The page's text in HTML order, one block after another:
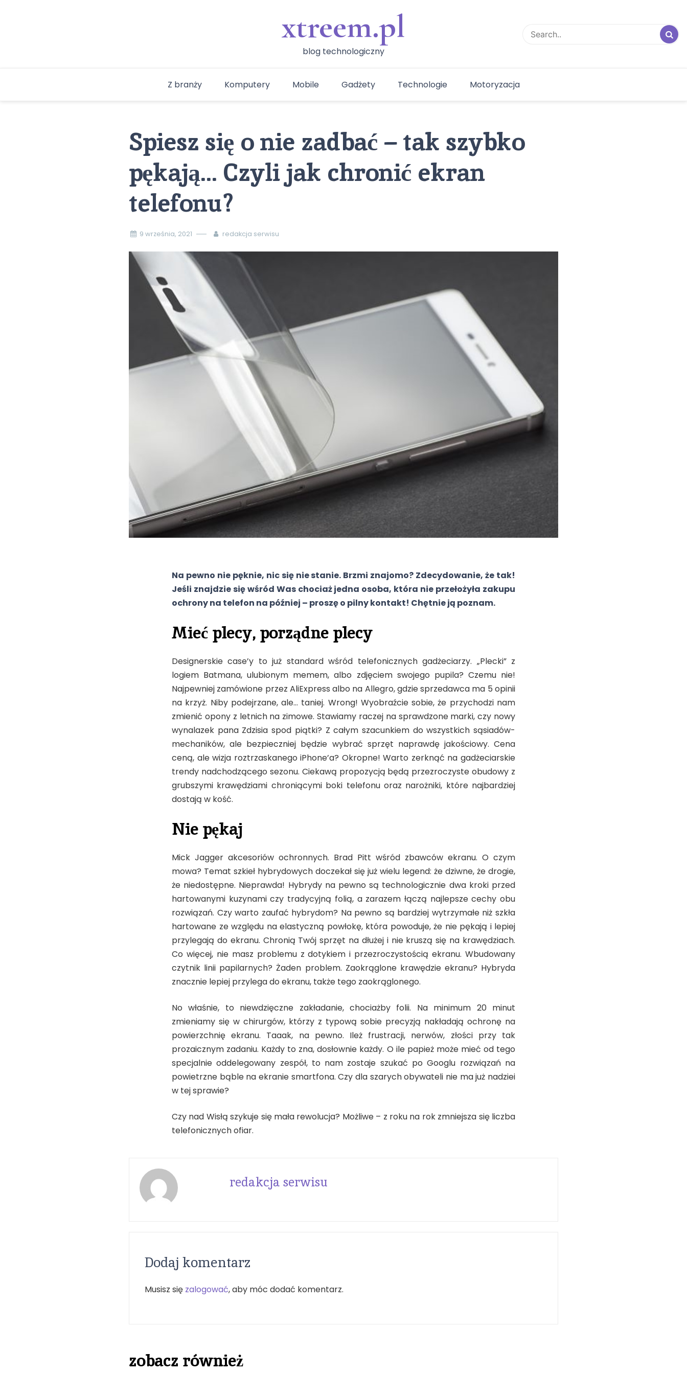
xtreem.pl
blog technologiczny
Z branży Komputery Mobile Gadżety Technologie Motoryzacja
Spiesz się o nie zadbać – tak szybko
pękają… Czyli jak chronić ekran
telefonu?
9 września, 2021 redakcja serwisu
Na pewno nie pęknie, nic się nie stanie. Brzmi znajomo? Zdecydowanie, że tak!
Jeśli znajdzie się wśród Was chociaż jedna osoba, która nie przełożyła zakupu
ochrony na telefon na później – proszę o pilny kontakt! Chętnie ją poznam.
Mieć plecy, porządne plecy
Designerskie case’y to już standard wśród telefonicznych gadżeciarzy. „Plecki” z
logiem Batmana, ulubionym memem, albo zdjęciem swojego pupila? Czemu nie!
Najpewniej zamówione przez AliExpress albo na Allegro, gdzie sprzedawca ma 5 opinii
na krzyż. Niby podejrzane, ale… taniej. Wrong! Wyobraźcie sobie, że przychodzi nam
zmienić opony z letnich na zimowe. Stawiamy raczej na sprawdzone marki, czy nowy
wynalazek pana Zdzisia spod piątki? Z całym szacunkiem do wszystkich sąsiadów-
mechaników, ale bezpieczniej będzie wybrać sprzęt naprawdę jakościowy. Cena
ceną, ale wizja roztrzaskanego iPhone’a? Okropne! Warto zerknąć na gadżeciarskie
trendy nadchodzącego sezonu. Ciekawą propozycją będą przezroczyste obudowy z
grubszymi krawędziami chroniącymi boki telefonu oraz narożniki, które najbardziej
dostają w kość.
Nie pękaj
Mick Jagger akcesoriów ochronnych. Brad Pitt wśród zbawców ekranu. O czym
mowa? Temat szkieł hybrydowych doczekał się już wielu legend: że dziwne, że drogie,
że niedostępne. Nieprawda! Hybrydy na pewno są technologicznie dwa kroki przed
hartowanymi kuzynami czy tradycyjną folią, a zarazem łączą najlepsze cechy obu
rozwiązań. Czy warto zaufać hybrydom? Na pewno są bardziej wytrzymałe niż szkła
hartowane ze względu na elastyczną powłokę, która powoduje, że nie pękają i lepiej
przylegają do ekranu. Chronią Twój sprzęt na dłużej i nie kruszą się na krawędziach.
Co więcej, nie masz problemu z dotykiem i przezroczystością ekranu. Wbudowany
czytnik linii papilarnych? Żaden problem. Zaokrąglone krawędzie ekranu? Hybryda
znacznie lepiej przylega do ekranu, także tego zaokrąglonego.
No właśnie, to niewdzięczne zakładanie, chociażby folii. Na minimum 20 minut
zmieniamy się w chirurgów, którzy z typową sobie precyzją nakładają ochronę na
powierzchnię ekranu. Taaak, na pewno. Ileż frustracji, nerwów, złości przy tak
prozaicznym zadaniu. Każdy to zna, dosłownie każdy. O ile papież może mieć od tego
specjalnie oddelegowany zespół, to nam zostaje szukać po Googlu rozwiązań na
powietrzne bąble na ekranie smartfona. Czy dla szarych obywateli nie ma już nadziei
w tej sprawie?
Czy nad Wisłą szykuje się mała rewolucja? Możliwe – z roku na rok zmniejsza się liczba
telefonicznych ofiar.
redakcja serwisu
Dodaj komentarz
Musisz się zalogować, aby móc dodać komentarz.
zobacz również